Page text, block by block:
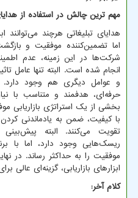
مهم ترین چالش در استفاده از
هدایای تبلیغاتی هرچند می‌توانند
اما تضمین‌کننده موفقیت و
شرکت‌ها در این زمینه، عدم
انجام شده است. البته تنها عامل
و عوامل دیگری هم وجود دارد.
حرفه‌ای، هدفمند و متناسب با
بخشی از یک استراتژی بازاریابی
با کیفیت، ضمن به یادماندنی
تقویت می‌کنند. البته
ریسک‌هایی وجود دارد، اما با
موفقیت را به حداکثر رساند. در
ابزارهای بازاریابی، گزینه‌ای عالی
کلام آخر: